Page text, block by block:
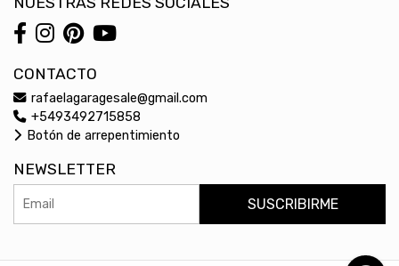
CONTACTO
rafaelagaragesale@gmail.com
+5493492715858
Botón de arrepentimiento
NEWSLETTER
SUSCRIBIRME